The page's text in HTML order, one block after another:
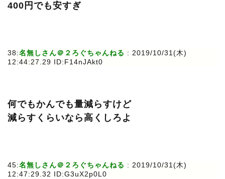
400円でも安すぎ
38:名無しさん＠２ろぐちゃんねる : 2019/10/31(木)
12:44:27.29 ID:F14nJAkt0
何でもかんでも量減らすけど
減らすくらいなら高くしろよ
45:名無しさん＠２ろぐちゃんねる : 2019/10/31(木)
12:47:29.32 ID:G3uX2p0L0